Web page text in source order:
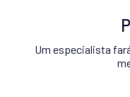
Um especialista